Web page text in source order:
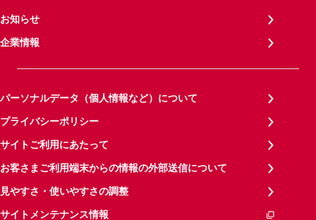
お知らせ
企業情報
パーソナルデータ（個人情報など）について
プライバシーポリシー
サイトご利用にあたって
お客さまご利用端末からの情報の外部送信について
見やすさ・使いやすさの調整
サイトメンテナンス情報